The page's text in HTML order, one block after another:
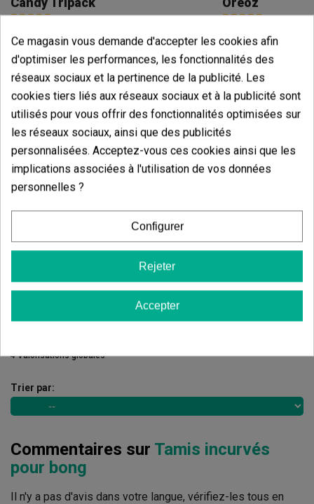
13,60 €
Ajouter au panier
7,20 €
Avis des clients
5 étoiles
4 étoiles
0.00%
2 étoiles
1 étoiles
0.00%
Écrivez votre commentaire
4 Valorisations globales
Trier par:
Commentaires sur Tamis incurvés
pour bong
Il n'y a pas d'avis dans votre langue, vérifiez-les tous en
Ce magasin vous demande d'accepter les cookies afin
d'optimiser les performances, les fonctionnalités des
réseaux sociaux et la pertinence de la publicité. Les
cookies tiers liés aux réseaux sociaux et à la publicité sont
utilisés pour vous offrir des fonctionnalités optimisées sur
les réseaux sociaux, ainsi que des publicités
personnalisées. Acceptez-vous ces cookies ainsi que les
implications associées à l'utilisation de vos données
personnelles ?
Configurer
Rejeter
Accepter